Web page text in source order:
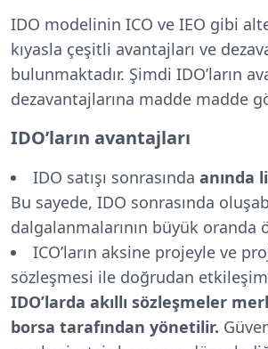
IDO modelinin ICO ve IEO gibi
kıyasla çeşitli avantajları ve
bulunmaktadır. Şimdi IDO’ların
dezavantajlarına madde madde
IDO’ların avantajları
IDO satışı sonrasında anında
Bu sayede, IDO sonrasında
dalgalanmalarının büyük oranda
ICO’ların aksine projeyle ve
sözleşmesi ile doğrudan etkileşim
IDO’larda akıllı sözleşmeler
borsa tarafından yönetilir.